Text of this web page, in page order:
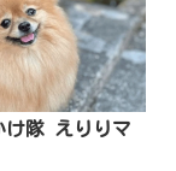
け隊 えりりマ